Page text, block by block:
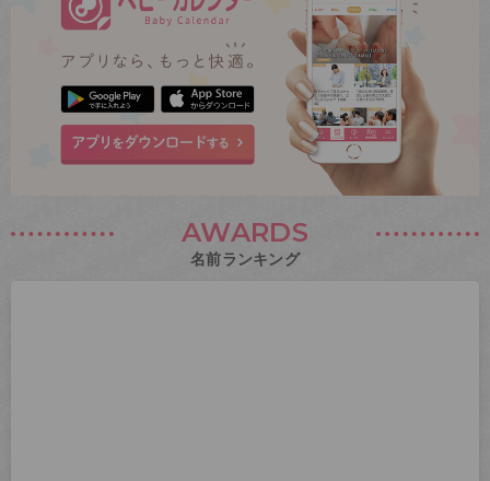
AWARDS
名前ランキング